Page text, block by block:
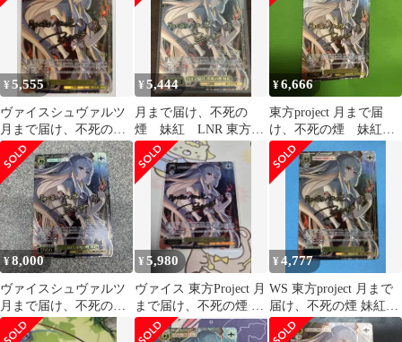
¥5,555
ヴァイスシュヴァルツ
月まで届け、不死の煙
妹紅 LNR 1枚
¥5,444
月まで届け、不死の
煙 妹紅 LNR 東方
ヴァイスシュヴァルツ
¥6,666
東方project 月まで届
け、不死の煙 妹紅
LNR サイン
¥8,000
ヴァイスシュヴァルツ
月まで届け、不死の煙
妹紅 LNR
¥5,980
ヴァイス 東方Project 月
まで届け、不死の煙 妹
紅 LNR
¥4,777
WS 東方project 月まで
届け、不死の煙 妹紅
LNR